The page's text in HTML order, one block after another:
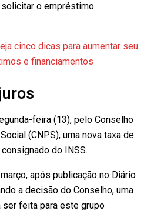
o empréstimo
cinco dicas para aumentar seu
e financiamentos
feira (13), pelo Conselho
(CNPS), uma nova taxa de
do INSS.
após publicação no Diário
a decisão do Conselho, uma
ser feita para este grupo